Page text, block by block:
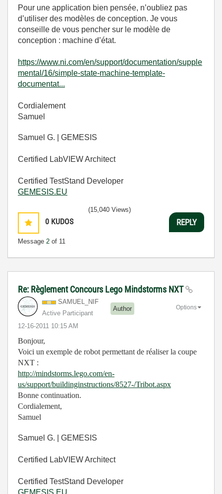
Pour une application bien pensée, n’oubliez pas
d’utiliser des modèles de conception. Je vous
conseille de vous pencher sur le modèle de
conception : machine d’état.
https://www.ni.com/en/support/documentation/supple
mental/16/simple-state-machine-template-
documentat...
Cordialement
Samuel
Samuel G. | GEMESIS
Certified LabVIEW Architect
Certified TestStand Developer
GEMESIS.EU
0 KUDOS
Message 2 of 11
(15,040 Views)
REPLY
Re: Règlement Concours Lego Mindstorms NXT
SAMUEL_NIF
Active Participant
Author
‎12-16-2011 10:15 AM
Options
Bonjour,
Voici un exemple de robot permettant de réaliser la coupe
NXT :
http://mindstorms.lego.com/en-
us/support/buildinginstructions/8527-/Tribot.aspx
Bonne continuation.
Cordialement,
Samuel
Samuel G. | GEMESIS
Certified LabVIEW Architect
Certified TestStand Developer
GEMESIS.EU